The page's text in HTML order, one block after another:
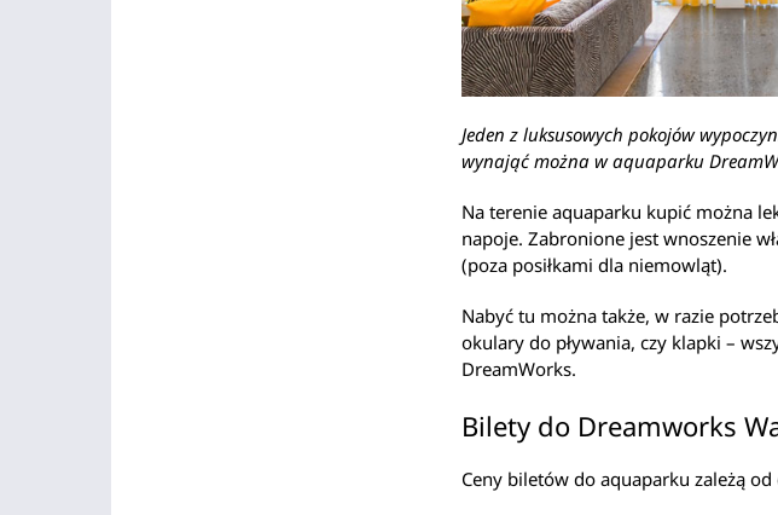
Jeden z luksusowych pokojów
wynająć można w aquaparku
Na terenie aquaparku kupić można
napoje. Zabronione jest wnoszenie
(poza posiłkami dla niemowląt).
Nabyć tu można także, w razie
okulary do pływania, czy klapki –
DreamWorks.
Bilety do Dreamworks
Ceny biletów do aquaparku zależą